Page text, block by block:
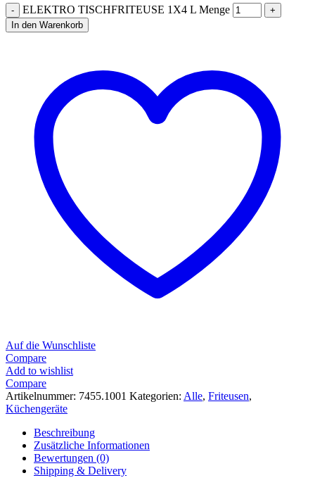
ELEKTRO TISCHFRITEUSE 1X4 L Menge
In den Warenkorb
Auf die Wunschliste
Compare
Add to wishlist
Compare
Artikelnummer: 7455.1001 Kategorien: Alle, Friteusen,
Küchengeräte
Beschreibung
Zusätzliche Informationen
Bewertungen (0)
Shipping & Delivery